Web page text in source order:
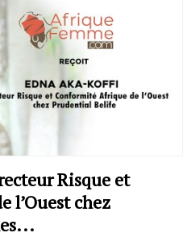
Risque et
l’Ouest chez